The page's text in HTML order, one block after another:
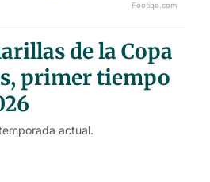
Footiqo.com
de la Copa
primer tiempo
actual.